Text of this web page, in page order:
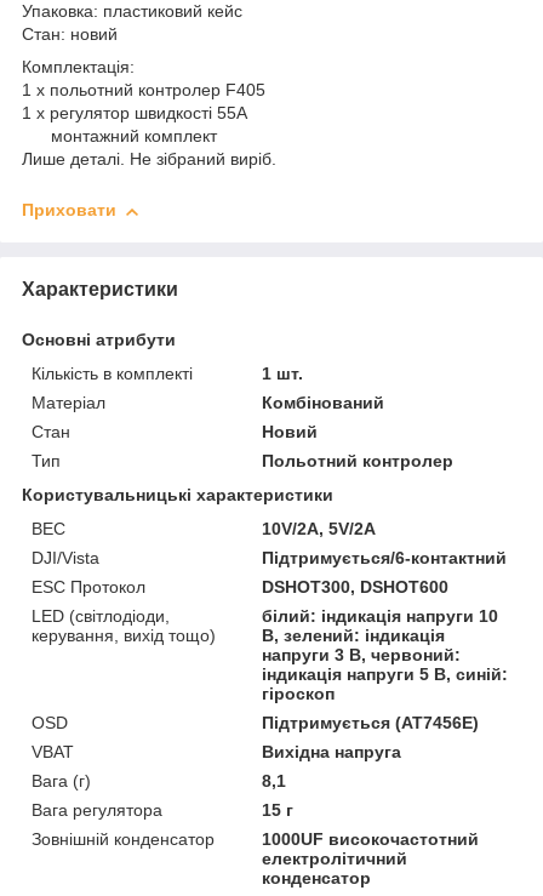
Упаковка: пластиковий кейс
Стан: новий
Комплектація:
1 x польотний контролер F405
1 x регулятор швидкості 55А
монтажний комплект
Лише деталі. Не зібраний виріб.
Приховати
Характеристики
Основні атрибути
Кількість в комплекті
1 шт.
Матеріал
Комбінований
Стан
Новий
Тип
Польотний контролер
Користувальницькі характеристики
BEC
10V/2A, 5V/2A
DJI/Vista
Підтримується/6-контактний
ESC Протокол
DSHOT300, DSHOT600
LED (світлодіоди,
керування, вихід тощо)
білий: індикація напруги 10
В, зелений: індикація
напруги 3 В, червоний:
індикація напруги 5 В, синій:
гіроскоп
OSD
Підтримується (AT7456E)
VBAT
Вихідна напруга
Вага (г)
8,1
Вага регулятора
15 г
Зовнішній конденсатор
1000UF високочастотний
електролітичний
конденсатор